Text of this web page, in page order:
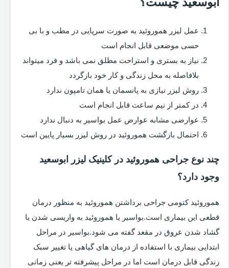
عمل لیزر هموروئید به صورت سرپایی در مطب و با بی
حسی موضعی قابل انجام است
نیاز به بستری و استراحت مطلق نمی باشد و فرد میتواند
بلافاصله به محل زندگی و کار خود بازگردد
روش لیزر نیازی به پانسمان یا همان تامپون ندارد
در کمتر از نیم ساعت قابل انجام است
عوارضی مشابه عوارض عمل بواسیر به دنبال ندارد
احتمال بازگشت هموروئید در روش لیزر بسیار پایین است
چند نوع جراحی هموروئید در کلینیک لیزر ابوسعید
وجود دارد؟
هموروئید کتومی جراحی برداشتن هموروئید به منظور درمان
قطعی این بیماری است.بواسیر یا هموروئید به واریسی شدن یا
گشاد شدن عروق در مقعد گفته می شود.بواسیر در مراحل
ابتدایی بیماری با استفاده از درمان های گیاهی یا تغییر سبک
زندگی قابل درمان است اما در مراحل پیشرفته تر یعنی زمانی